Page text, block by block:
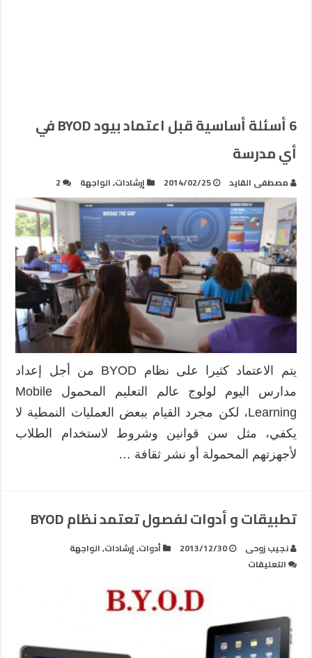
6 أسئلة أساسية قبل اعتماد بيود BYOD في
أي مدرسة
مصطفى القايد 2014/02/25 إرشادات,الواجهة 2
يتم الاعتماد كثيرا على نظام BYOD من أجل إعداد
مدارس اليوم لولوج عالم التعليم المحمول Mobile
Learning، لكن مجرد القيام ببعض العمليات النمطية لا
يكفي، مثل سن قوانين وشروط لاستخدام الطلاب
لأجهزتهم المحمولة أو نشر ثقافة …
تطبيقات و أدوات لفصول تعتمد نظام BYOD
نجيب زوحى 2013/12/30 أدوات,إرشادات,الواجهة
التعليقات
لفصول
تعتمد